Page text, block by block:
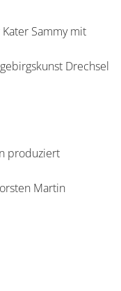
Sammy mit
Drechsel
produziert
Martin